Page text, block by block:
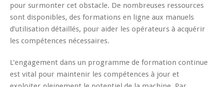
pour surmonter cet obstacle. De nombreuses ressources
sont disponibles, des formations en ligne aux manuels
d’utilisation détaillés, pour aider les opérateurs à acquérir
les compétences nécessaires.
L’engagement dans un programme de formation continue
est vital pour maintenir les compétences à jour et